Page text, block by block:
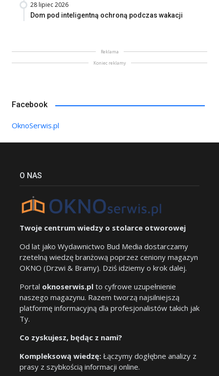
28 lipiec 2026
Dom pod inteligentną ochroną podczas wakacji
Reklama
Koniec reklamy
Facebook
OknoSerwis.pl
O NAS
Twoje centrum wiedzy o stolarce otworowej
Od lat jako Wydawnictwo Bud Media dostarczamy
rzetelną wiedzę branżową poprzez ceniony magazyn
OKNO (Drzwi & Bramy). Dziś idziemy o krok dalej.
Portal oknoserwis.pl to cyfrowe uzupełnienie
naszego magazynu. Razem tworzą najsilniejszą
platformę informacyjną dla profesjonalistów takich jak
Ty.
Co zyskujesz, będąc z nami?
Kompleksową wiedzę: Łączymy dogłębne analizy z
prasy z szybkością informacji online.